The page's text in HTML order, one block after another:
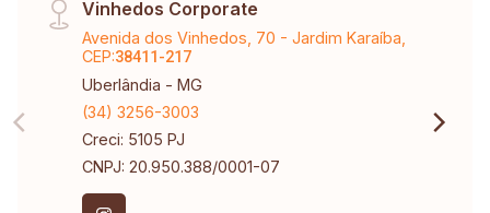
Vinhedos Corporate
Avenida dos Vinhedos, 70 - Jardim Karaíba,
CEP:38411-217
Uberlândia - MG
(34) 3256-3003
Creci: 5105 PJ
CNPJ: 20.950.388/0001-07